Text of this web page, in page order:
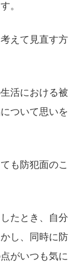
。
えて見直す方
活における被
ついて思いを
も防犯面のこ
たとき、自分
し、同時に防
がいつも気に